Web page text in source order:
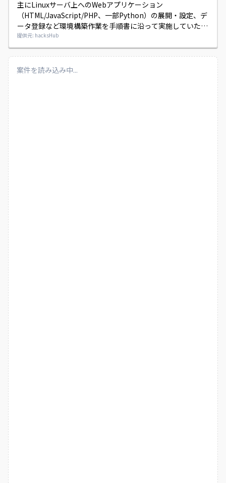
主にLinuxサーバ上へのWebアプリケーション
（HTML/JavaScript/PHP、一部Python）の展開・設定、デ
ータ登録など環境構築作業を手順書に沿って実施していただ
きます。
各種設定や動作確認、必要に応じたデータ操作やログ確認、
バックアップ／リストア等の保守作業も含まれます。
提供元: hacksHub
案件を読み込み中...